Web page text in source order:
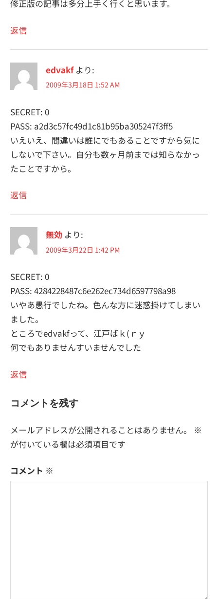
修正版の記事は多分上手く行くと思います。
返信
edvakf より:
2009年3月18日 1:52 AM
SECRET: 0
PASS: a2d3c57fc49d1c81b95ba305247f3ff5
いえいえ、間違いは誰にでもあることですから気に
しないで下さい。自分も数ヶ月前までは知らなかっ
たことですから。
返信
無効 より:
2009年3月22日 1:42 PM
SECRET: 0
PASS: 4284228487c6e262ec734d6597798a98
いやあ愚行でしたね。色んな方に迷惑掛けてしまい
ました。
ところでedvakfって、江戸ばｋ(ｒｙ
何でもありませんすいませんでした
返信
コメントを残す
メールアドレスが公開されることはありません。
※
が付いている欄は必須項目です
コメント ※